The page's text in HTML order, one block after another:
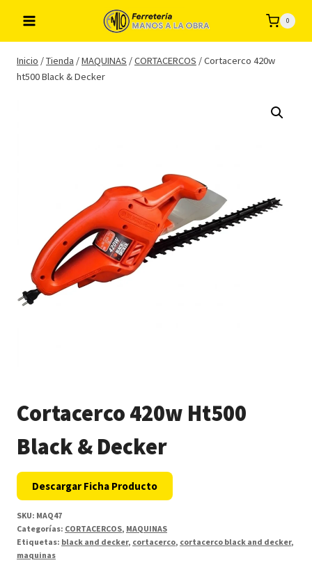
contenido
0
Inicio /Tienda /MAQUINAS /CORTACERCOS /Cortacerco 420w
ht500 Black & Decker
Cortacerco 420w Ht500
Black & Decker
Descargar Ficha Producto
SKU: MAQ47
Categorías: CORTACERCOS, MAQUINAS
Etiquetas: black and decker, cortacerco, cortacerco black and decker,
maquinas